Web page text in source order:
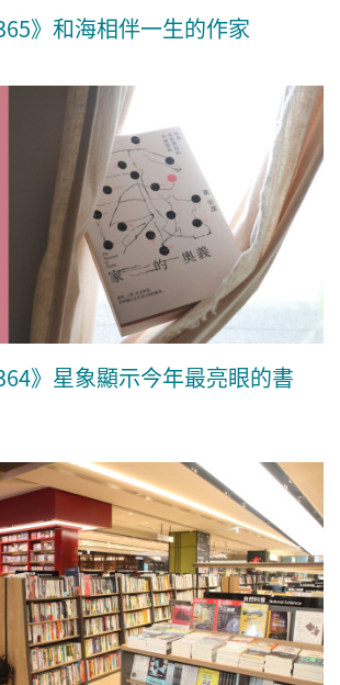
》和海相伴一生的作家
》星象顯示今年最亮眼的書